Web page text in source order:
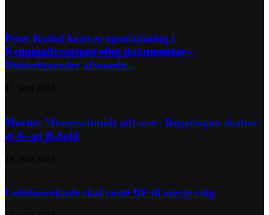
Peter Kofod kræver opstramning i
Kriminalforsorgen efter dokumentar –
Dobbeltmorder afsonede...
Morten Messerschmidt advarer: Regeringen skaber
et A- og B-hold
Ledelsesrokade skal ruste DF til næste valg